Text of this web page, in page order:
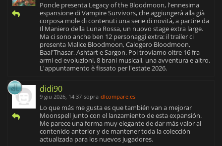
Poncle presenta Legacy of the Bloodmoon, l'ennesima
espansione di Vampire Survivors, che aggiungerà alla già
corposa mole di contenuti una serie di novità, a partire da
Il Maniero della Luna Rossa, un nuovo stage extra large.
Ma ci sono anche ben 12 personaggi extra: il trailer ci
presenta Malice Bloodmoon, Calogero Bloodmoon,
Baal'Thasar, Ashtart e Sargon. Poi troviamo oltre 16 fra
armi ed evoluzioni, 8 brani musicali, una avventura e altro.
L'appuntamento è fissato per l'estate 2026.
didi90
9 giu 2026, 14:37 sopra dlcompare.es
Lo que más me gusta es que también van a mejorar
Moonspell junto con el lanzamiento de esta expansión.
Me parece una forma muy elegante de dar más valor al
contenido anterior y de mantener toda la colección
actualizada para los nuevos jugadores.